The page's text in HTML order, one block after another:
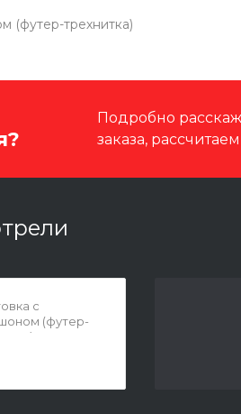
(футер-трехнитка)
Подробно
заказа,
с
(футер-